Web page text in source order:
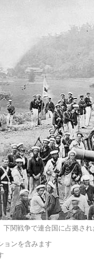
下関戦争で連合国に占拠さ
ョンを含みます